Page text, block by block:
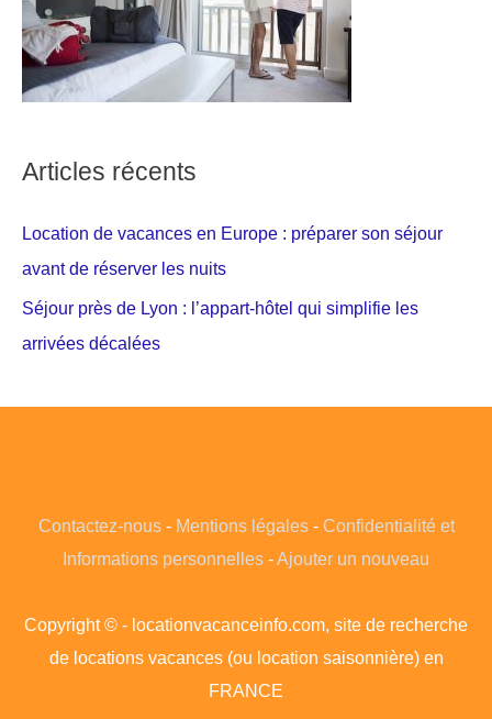
Articles récents
Location de vacances en Europe : préparer son séjour
avant de réserver les nuits
Séjour près de Lyon : l’appart-hôtel qui simplifie les
arrivées décalées
Contactez-nous- Mentions légales- Confidentialité et
Informations personnelles -Ajouter un nouveau
Copyright © - locationvacanceinfo.com, site de recherche
de locations vacances (ou location saisonnière) en
FRANCE